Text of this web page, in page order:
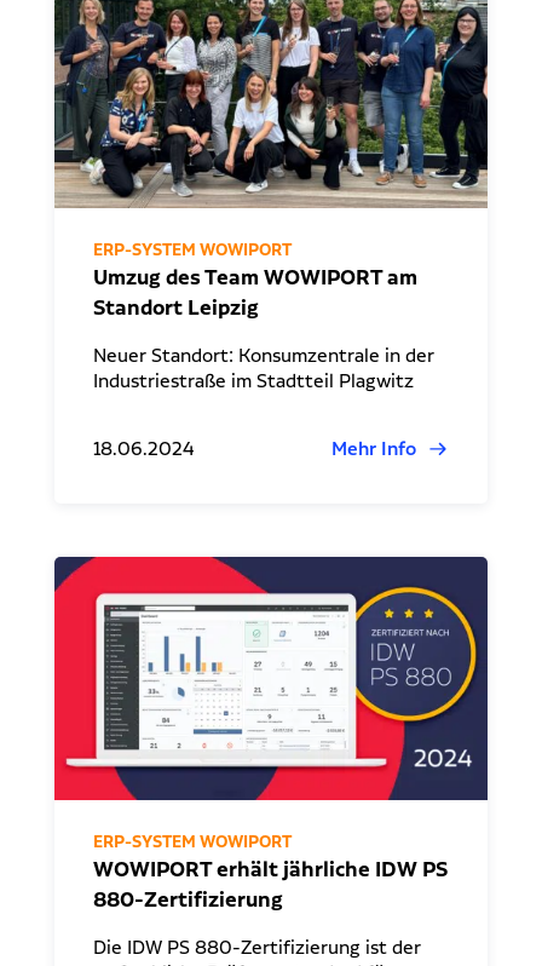
Ansprechpartner
Experten finden
Regionale Experten
Kontakt aufnehmen
Pressekontakt
Redaktionelle Anfragen
Dr. Klein Wowi Business Lunch
Investitionsrechnung trifft Unternehmensplanung
WOWIPORT: Einfach zu lernen, einfach zu bedienen
Alle Veranstaltungen anzeigen
ERP-SYSTEM WOWIPORT
Umzug des Team WOWIPORT am
Standort Leipzig
Neuer Standort: Konsumzentrale in der
Industriestraße im Stadtteil Plagwitz
18.06.2024 Mehr Info
ERP-SYSTEM WOWIPORT
WOWIPORT erhält jährliche IDW PS
880-Zertifizierung
Die IDW PS 880-Zertifizierung ist der